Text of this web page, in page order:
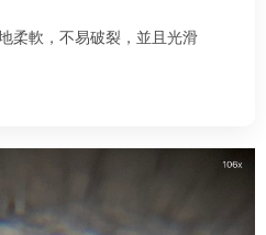
柔軟，不易破裂，並且光滑